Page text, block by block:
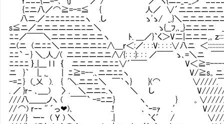
{ﾆニ八／⌒≧=-=≦ { 人／ ∨´ニニニニニニﾆ
八ニ.／ﾆﾆﾆﾆﾆﾆﾆﾆヽ .し ゝ'ゝ/ _.}＼ニニニニ
s≦ニ／ニニニニニニﾆニ＼ ゝ{__ﾌ,､_}ニニニ
ﾆﾆ／￣￣＼ニニニニニニニヽ ﾄ. ＿／}`く＞V二|ニニニ ,
ニ(ニ (ニﾆﾆ＼ニニニニニﾆﾆ∧＿ｒ＜:／: : :V: : : :∨八ニ ＜
ﾆﾆ` - } ＼_人_/( ニニニニニニ∧/{: : :}: : : ／￣￣ ゝ､=＼ニ ￣￣
ﾆﾆﾆﾆ ｝_|___ l l ｛ ニニニニニﾆﾆ∨´￣￣ V＜
ニ }｀ |_ ,_ | ﾆ≧=--.､ニニﾆﾆヽ V/≧s。ニニニ
-=ﾆ } (_乂 ). { '＼.ニニﾆ＼ ￣｀ヽ} }(⌒ ∨////.￣
. ／ }r‐ ､____) 〉 . ＼ニニﾆ.ヽ ＼ し
///八_______ノヽ ( ￣￣` -=ﾆニ} ヽ } 。
// ⌒) r‐‐ '' ´っ❤)､ .! ､`ｰ=ｧ .′ V///////
//// } ー‐ ( Ｙ ) ＼ .| `く´ / ∨///// ／